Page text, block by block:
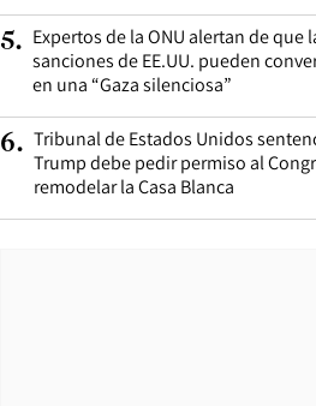
5. Expertos de la ONU alertan de que
sanciones de EE.UU. pueden
en una “Gaza silenciosa”
6. Tribunal de Estados Unidos
Trump debe pedir permiso al
remodelar la Casa Blanca